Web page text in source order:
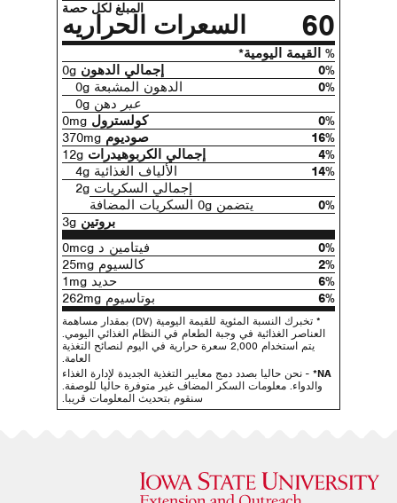
المبلغ لكل حصة
السعرات الحراريه 60
% القيمة اليومية*
إجمالي الدهون
0%
الدهون المشبعة 0g
0%
عبر دهن 0g
كولسترول
0%
صوديوم
16%
إجمالي الكربوهيدرات
4%
الألياف الغذائية 4g
14%
إجمالي السكريات 2g
يتضمن 0g السكريات المضافة
0%
بروتين
فيتامين د 0mcg
0%
كالسيوم 25mg
2%
حديد 1mg
6%
بوتاسيوم 262mg
6%
* تخبرك النسبة المئوية للقيمة اليومية (DV) بمقدار مساهمة
العناصر الغذائية في وجبة الطعام في النظام الغذائي اليومي.
يتم استخدام 2,000 سعرة حرارية في اليوم لنصائح التغذية
العامة.
NA* - نحن حاليا بصدد دمج معايير التغذية الجديدة لإدارة الغذاء
والدواء. معلومات السكر المضاف غير متوفرة حاليا للوصفة.
سنقوم بتحديث المعلومات قريبا.